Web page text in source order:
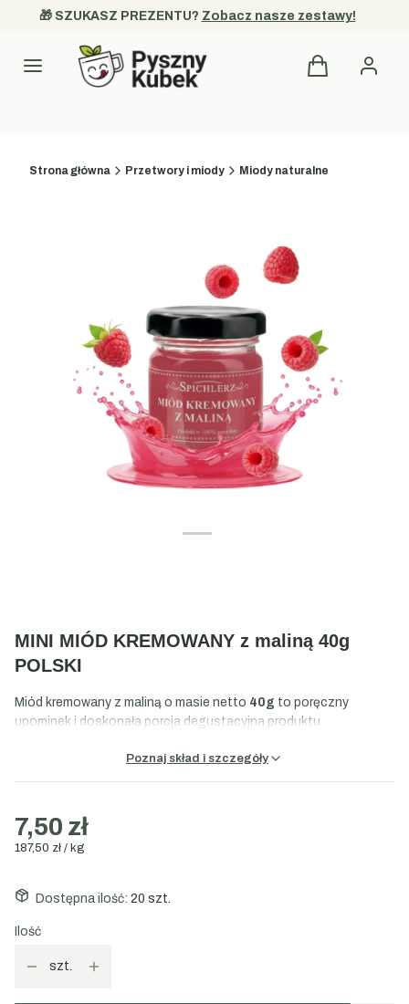
🎁 SZUKASZ PREZENTU? Zobacz nasze zestawy!
Kategorie Produkty w
Strona główna Przetwory i miody Miody naturalne
MINI MIÓD KREMOWANY z maliną 40g
POLSKI
Miód kremowany z maliną o masie netto 40g to poręczny
upominek i doskonała porcja degustacyjna produktu
krystalizacji zyskuje idealnie kremową konsystencję. Proces ten
polega na kontrolowanym krystalizowaniu miodu, co zapobiega
tradycyjnych wyrobów. Dzięki temu miód staje się aksamitnie
gładki i łatwy do smarowania, stanowiąc pyszne połączenie
naturalnej słodyczy z owocowym akcentem liofilizowanej maliny.
Składniki:
miód nektarowy wielokwiatowy 97%, malina
liofilizowana.
Poznaj skład i szczegóły
7,50 zł
187,50 zł / kg
Dostępna ilość: 20 szt.
Ilość
szt.